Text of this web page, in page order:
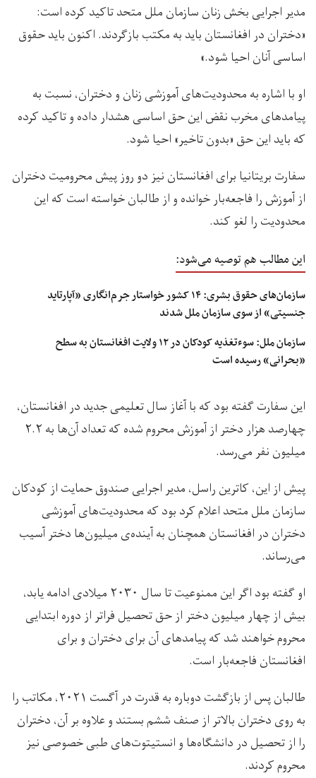
مدیر اجرایی بخش زنان سازمان ملل متحد تاکید کرده است:
«دختران در افغانستان باید به مکتب بازگردند. اکنون باید حقوق
اساسی آنان احیا شود.»
او با اشاره‌ به محدودیت‌های آموزشی زنان و دختران، نسبت به
پیامدهای مخرب نقض این حق اساسی هشدار داده و تاکید کرده
که باید این حق «بدون تاخیر» احیا شود.
سفارت بریتانیا برای افغانستان نیز دو روز پیش محرومیت دختران
از آموزش را فاجعه‌‌بار خوانده و از طالبان خواسته است که این
محدودیت را لغو کند.
این مطالب هم توصیه می‌شود:
سازمان‌های حقوق بشری: ۱۴ کشور خواستار جرم‌انگاری «آپارتاید
جنسیتی» از سوی سازمان ملل شدند
سازمان ملل: سوءتغذیه کودکان در ۱۲ ولایت‌ افغانستان به سطح
«بحرانی» رسیده است
این سفارت گفته‌ بود که با آغاز سال تعلیمی جدید در افغانستان،
چهارصد هزار دختر از آموزش محروم شده که تعداد آن‌ها به ۲.۲
میلیون نفر می‌رسد.
پیش از این، کاترین راسل، مدیر اجرایی صندوق حمایت از کودکان
سازمان ملل متحد اعلام کرد بود که محدودیت‌های آموزشی
دختران در افغانستان همچنان به آینده‌ی میلیون‌ها دختر آسیب
می‌رساند.
او گفته بود ​​اگر این ممنوعیت تا سال ۲۰۳۰ میلادی ادامه یابد،
بیش از چهار میلیون دختر از حق تحصیل فراتر از دوره ابتدایی
محروم خواهند شد که پیامدهای آن برای دختران و برای
افغانستان فاجعه‌بار است.
طالبان پس از بازگشت دوباره به قدرت در آگست ۲۰۲۱، مکاتب را
به روی دختران بالاتر از صنف ششم بستند و علاوه بر آن، دختران
را از تحصیل در دانشگاه‌ها و انستیتوت‌های طبی خصوصی نیز
محروم کردند.